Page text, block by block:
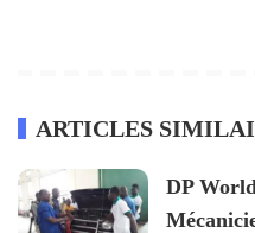
ARTICLES
DP